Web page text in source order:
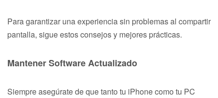
Para garantizar una experiencia sin problemas al compartir
pantalla, sigue estos consejos y mejores prácticas.
Mantener Software Actualizado
Siempre asegúrate de que tanto tu iPhone como tu PC